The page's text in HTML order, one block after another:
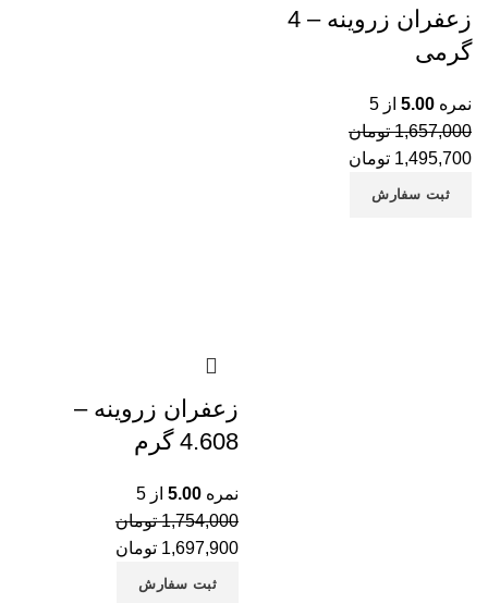
زعفران زروینه – 4
گرمی
نمره 5.00 از 5
1,657,000 تومان
1,495,700 تومان
ثبت سفارش
زعفران زروینه –
4.608 گرم
نمره 5.00 از 5
1,754,000 تومان
1,697,900 تومان
ثبت سفارش